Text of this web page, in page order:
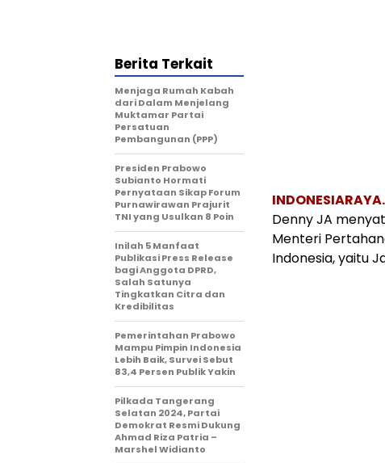
Denny JA
Menteri
Indonesia, yaitu
Berita Terkait
Menjaga Rumah Kabah
dari Dalam Menjelang
Muktamar Partai
Persatuan
Pembangunan (PPP)
Presiden Prabowo
Subianto Hormati
Pernyataan Sikap Forum
Purnawirawan Prajurit
TNI yang Usulkan 8 Poin
Inilah 5 Manfaat
Publikasi Press Release
bagi Anggota DPRD,
Salah Satunya
Tingkatkan Citra dan
Kredibilitas
Pemerintahan Prabowo
Mampu Pimpin Indonesia
Lebih Baik, Survei Sebut
83,4 Persen Publik Yakin
Pilkada Tangerang
Selatan 2024, Partai
Demokrat Resmi Dukung
Ahmad Riza Patria –
Marshel Widianto